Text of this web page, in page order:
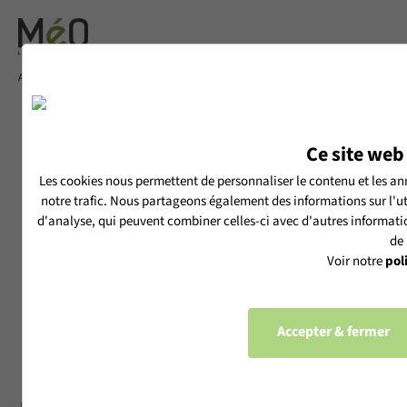
Ce site
Les cookies nous permettent de personnaliser le contenu et les
notre trafic. Nous partageons également des informations sur
d'analyse, qui peuvent combiner celles-ci avec d'autres
de
Voir notre
Accepter & fermer
Accueil
ÉNERGÉTIQUE :
COMMENT LES
MENUISERIES
EXTÉRIEURES JOUENT